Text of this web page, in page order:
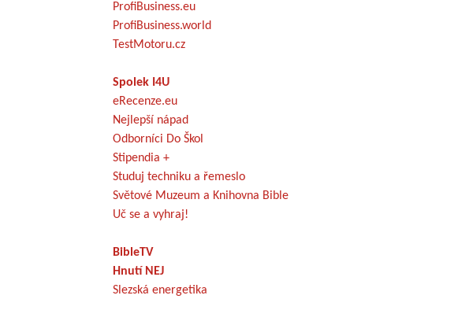
ProfiBusiness.eu
ProfiBusiness.world
TestMotoru.cz
Spolek I4U
eRecenze.eu
Nejlepší nápad
Odborníci Do Škol
Stipendia +
Studuj techniku a řemeslo
Světové Muzeum a Knihovna Bible
Uč se a vyhraj!
BibleTV
Hnutí NEJ
Slezská energetika